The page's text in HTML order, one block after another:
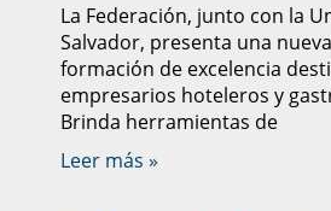
La Federación, junto con la
Salvador, presenta una
formación de excelencia
empresarios hoteleros y
Brinda herramientas de
Leer más »